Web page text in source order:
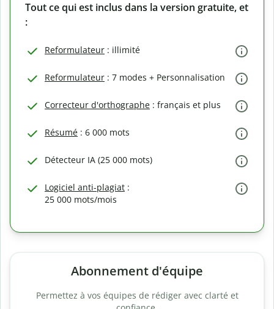
Tout ce qui est inclus dans la version gratuite, et
:
Reformulateur : illimité
Reformulateur : 7 modes + Personnalisation
Correcteur d'orthographe : français et plus
Résumé : 6 000 mots
Détecteur IA (25 000 mots)
Logiciel anti-plagiat :
25 000 mots/mois
Abonnement d'équipe
Permettez à vos équipes de rédiger avec clarté et